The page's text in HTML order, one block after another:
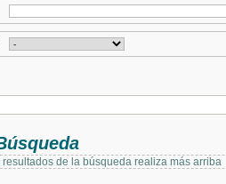
de la búsqueda realiza más arriba